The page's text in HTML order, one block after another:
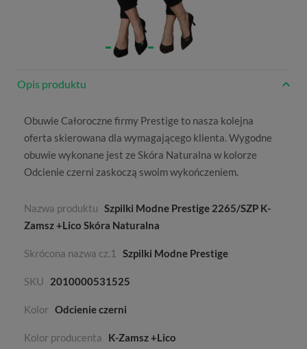
Opis produktu
Obuwie Całoroczne firmy Prestige to nasza kolejna
oferta skierowana dla wymagającego klienta. Wygodne
obuwie wykonane jest ze Skóra Naturalna w kolorze
Odcienie czerni zaskoczą swoim wykończeniem.
Nazwa produktu Szpilki Modne Prestige 2265/SZP K-
Zamsz +Lico Skóra Naturalna
Skrócona nazwa cz.1 Szpilki Modne Prestige
SKU 2010000531525
Kolor Odcienie czerni
Kolor producenta K-Zamsz +Lico